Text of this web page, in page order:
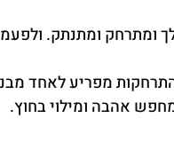
ומתרחק ומתנתק.
מפריע לאחד
אהבה ומילוי בחוץ.